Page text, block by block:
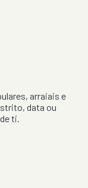
arraiais e
data ou
ti.